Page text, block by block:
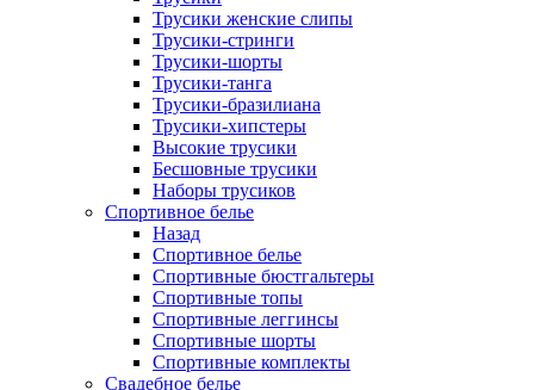
Трусики женские слипы
Трусики-стринги
Трусики-шорты
Трусики-танга
Трусики-бразилиана
Трусики-хипстеры
Высокие трусики
Бесшовные трусики
Наборы трусиков
Спортивное белье
Назад
Спортивное белье
Спортивные бюстгальтеры
Спортивные топы
Спортивные леггинсы
Спортивные шорты
Спортивные комплекты
Свадебное белье